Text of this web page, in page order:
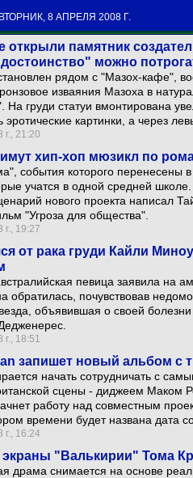
ВТОРНИК, 8 АПРЕЛЯ 2008 Г.
открыли памятник
можно
рядом с "Мазох-кафе",
изваяния Мазоха в
На груди статуи вмонтирована
эротические картинки, а через
г., 21:20
хип-хоп мюзикл по
события которого перенесены
учатся в одной средней
нового проекта написал
"Угроза для общества".
г., 19:27
от рака груди Кайли
певица заявила на
обратилась, почувствовав
объявившая о своей
г., 18:51
запишет новый альбом с
начать сотрудничать с
сцены - диджеем Маком
работу над совместным
времени будет названа дата
г., 16:24
"Валькирии" Тома
драма снимается на основе